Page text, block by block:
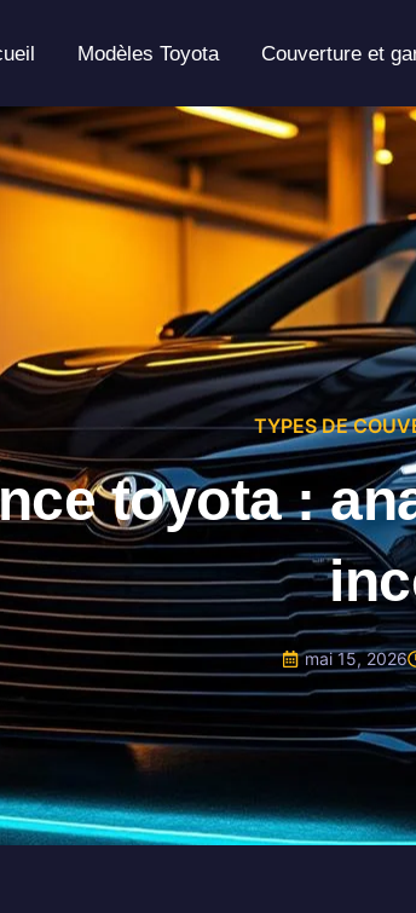
Modèles Toyota Couverture et
TYPES DE
toyota :
mai 15, 2026